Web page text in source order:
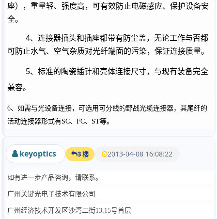
座），重量轻、强度高，可有效防止电磁感应、保护设备安
全。
4、连接器插头和插座都带有防尘盖，无论工作与否都
可防止水气、空气杂质对光纤端面的污染，保证连接质量。
5、标准的陶瓷插针和壳体连接尺寸，与现有装备完全
兼容。
6、如需与光设备连接，可选用可分线的野战光缆连接器，其尾纤的
活动连接器形式有SC、 FC、 ST等。
keyoptics 3 楼 2013-04-08 16:08:22
如有进一步产品咨询，请联系。
广州关键光电子技术有限公司
广州经济技术开发区沙湾二街13.15号首层